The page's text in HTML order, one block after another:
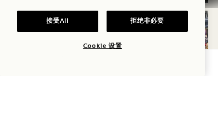
睡眠
接受All 拒绝非必要
Cookie 设置